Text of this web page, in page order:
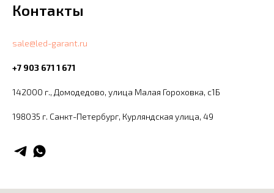
Контакты
sale@led-garant.ru
+7 903 671 1 671
142000 г., Домодедово, улица Малая Гороховка, с1Б
198035 г. Санкт-Петербург, ​Курляндская улица, 49​